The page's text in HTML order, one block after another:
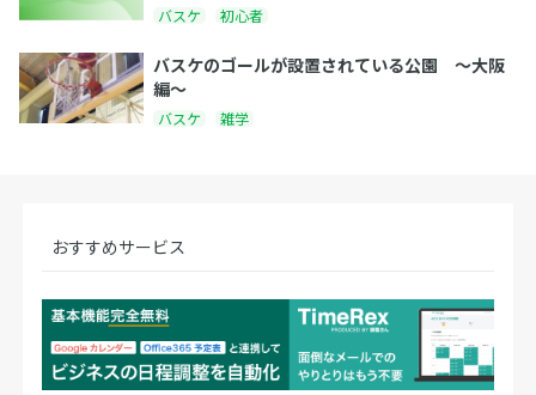
バスケ 初心者
バスケのゴールが設置されている公園 〜大阪
編〜
バスケ 雑学
おすすめサービス